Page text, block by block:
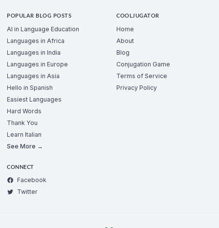
POPULAR BLOG POSTS
AI in Language Education
Languages in Africa
Languages in India
Languages in Europe
Languages in Asia
Hello in Spanish
Easiest Languages
Hard Words
Thank You
Learn Italian
See More →
COOLJUGATOR
Home
About
Blog
Conjugation Game
Terms of Service
Privacy Policy
CONNECT
Facebook
Twitter